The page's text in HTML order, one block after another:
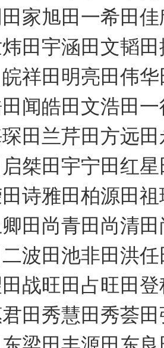
家旭田一希田
田宇涵田文韬
祥田明亮田伟
闻皓田文浩田
田兰芹田方远
桀田宇宁田红
诗雅田柏源田
田尚青田尚清
波田池非田洪
战旺田占旺田
田秀慧田秀荟